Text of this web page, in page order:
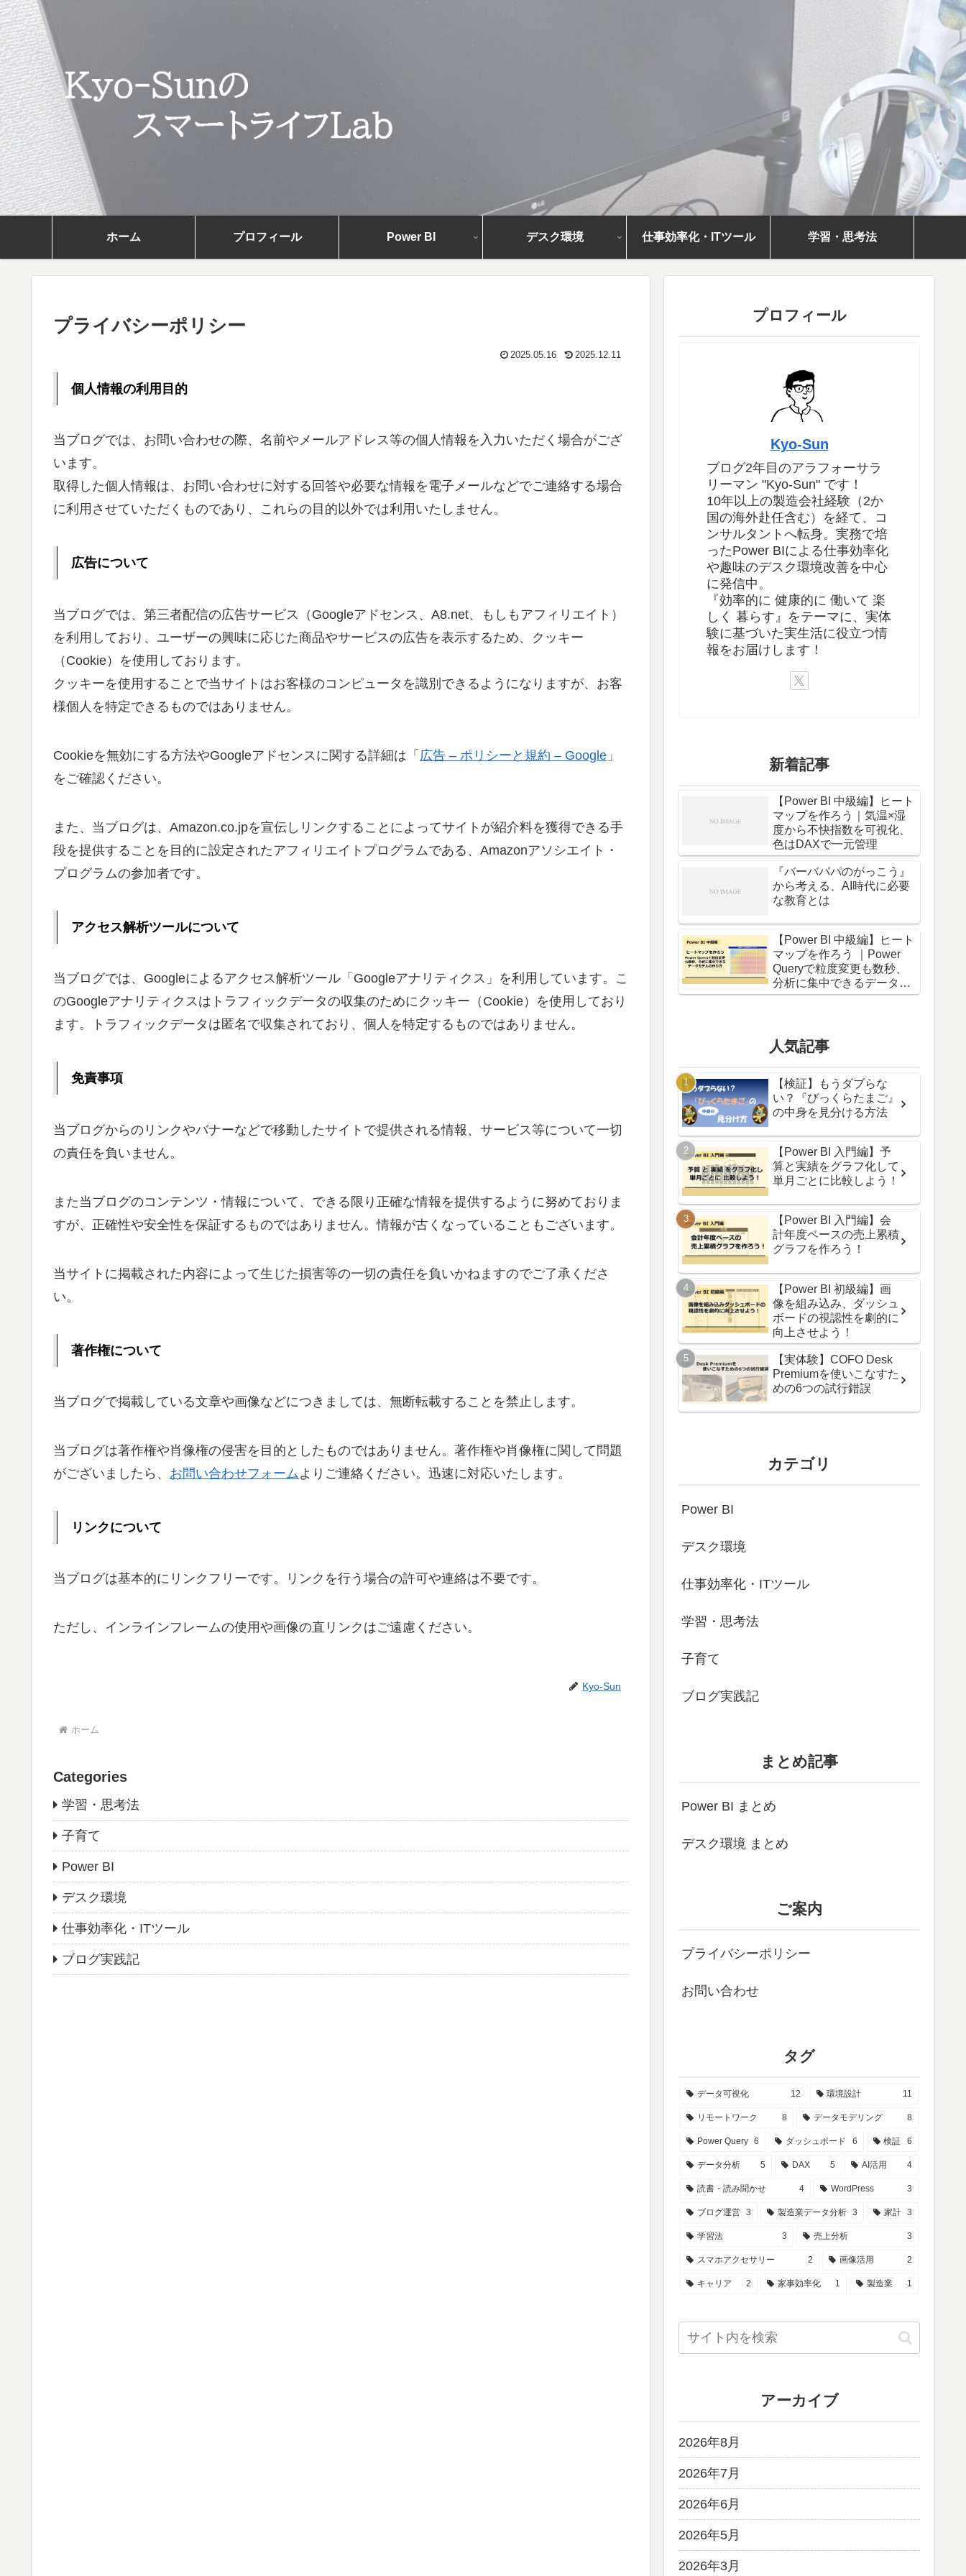
ホーム プロフィール Power BI デスク環境 仕事効率化・ITツール 学習・思考法
プライバシーポリシー
2025.05.16 2025.12.11
個人情報の利用目的
当ブログでは、お問い合わせの際、名前やメールアドレス等の個人情報を入力いただく場合がござ
います。
取得した個人情報は、お問い合わせに対する回答や必要な情報を電子メールなどでご連絡する場合
に利用させていただくものであり、これらの目的以外では利用いたしません。
広告について
当ブログでは、第三者配信の広告サービス（Googleアドセンス、A8.net、もしもアフィリエイト）
を利用しており、ユーザーの興味に応じた商品やサービスの広告を表示するため、クッキー
（Cookie）を使用しております。
クッキーを使用することで当サイトはお客様のコンピュータを識別できるようになりますが、お客
様個人を特定できるものではありません。
Cookieを無効にする方法やGoogleアドセンスに関する詳細は「 広告 – ポリシーと規約 – Google 」
をご確認ください。
また、当ブログは、Amazon.co.jpを宣伝しリンクすることによってサイトが紹介料を獲得できる手
段を提供することを目的に設定されたアフィリエイトプログラムである、Amazonアソシエイト・
プログラムの参加者です。
アクセス解析ツールについて
当ブログでは、Googleによるアクセス解析ツール「Googleアナリティクス」を利用しています。こ
のGoogleアナリティクスはトラフィックデータの収集のためにクッキー（Cookie）を使用しており
ます。トラフィックデータは匿名で収集されており、個人を特定するものではありません。
免責事項
当ブログからのリンクやバナーなどで移動したサイトで提供される情報、サービス等について一切
の責任を負いません。
また当ブログのコンテンツ・情報について、できる限り正確な情報を提供するように努めておりま
すが、正確性や安全性を保証するものではありません。情報が古くなっていることもございます。
当サイトに掲載された内容によって生じた損害等の一切の責任を負いかねますのでご了承くださ
い。
著作権について
当ブログで掲載している文章や画像などにつきましては、無断転載することを禁止します。
当ブログは著作権や肖像権の侵害を目的としたものではありません。著作権や肖像権に関して問題
がございましたら、 お問い合わせフォーム よりご連絡ください。迅速に対応いたします。
リンクについて
当ブログは基本的にリンクフリーです。リンクを行う場合の許可や連絡は不要です。
ただし、インラインフレームの使用や画像の直リンクはご遠慮ください。
Kyo-Sun
ホーム
Categories
学習・思考法
子育て
Power BI
デスク環境
仕事効率化・ITツール
ブログ実践記
プロフィール
Kyo-Sun
ブログ2年目のアラフォーサラ
リーマン "Kyo-Sun" です！
10年以上の製造会社経験（2か
国の海外赴任含む）を経て、コ
ンサルタントへ転身。実務で培
ったPower BIによる仕事効率化
や趣味のデスク環境改善を中心
に発信中。
『効率的に 健康的に 働いて 楽
しく 暮らす』をテーマに、実体
験に基づいた実生活に役立つ情
報をお届けします！
新着記事
【Power BI 中級編】ヒート
マップを作ろう｜気温×湿
度から不快指数を可視化、
色はDAXで一元管理
『バーバパパのがっこう』
から考える、AI時代に必要
な教育とは
【Power BI 中級編】ヒート
マップを作ろう ｜Power
Queryで粒度変更も数秒、
分析に集中できるデータモ
デルの作り方
人気記事
【検証】もうダブらな
い？『びっくらたまご』
の中身を見分ける方法
【Power BI 入門編】予
算と実績をグラフ化して
単月ごとに比較しよう！
【Power BI 入門編】会
計年度ベースの売上累積
グラフを作ろう！
【Power BI 初級編】画
像を組み込み、ダッシュ
ボードの視認性を劇的に
向上させよう！
【実体験】COFO Desk
Premiumを使いこなすた
めの6つの試行錯誤
カテゴリ
Power BI
デスク環境
仕事効率化・ITツール
学習・思考法
子育て
ブログ実践記
まとめ記事
Power BI まとめ
デスク環境 まとめ
ご案内
プライバシーポリシー
お問い合わせ
タグ
データ可視化 12 環境設計 11
リモートワーク 8 データモデリング 8
Power Query 6 ダッシュボード 6 検証 6
データ分析 5 DAX 5 AI活用 4
読書・読み聞かせ 4 WordPress 3
ブログ運営 3 製造業データ分析 3 家計 3
学習法 3 売上分析 3
スマホアクセサリー 2 画像活用 2
キャリア 2 家事効率化 1 製造業 1
アーカイブ
2026年8月
2026年7月
2026年6月
2026年5月
2026年3月